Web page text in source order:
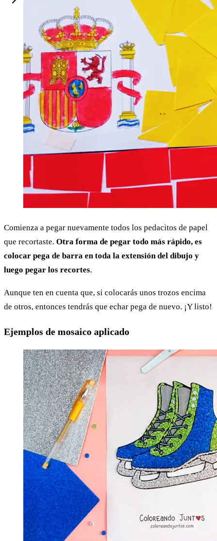
Comienza a pegar nuevamente todos los pedacitos de papel
que recortaste. Otra forma de pegar todo más rápido, es
colocar pega de barra en toda la extensión del dibujo y
luego pegar los recortes.
Aunque ten en cuenta que, si colocarás unos trozos encima
de otros, entonces tendrás que echar pega de nuevo. ¡Y listo!
Ejemplos de mosaico aplicado